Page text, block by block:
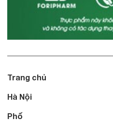
Trang chủ
Hà Nội
Phố